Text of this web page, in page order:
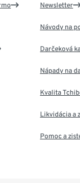
Newsletter
Návody na
Darčeková
Nápady na
Kvalita
Likvidácia a
Pomoc a